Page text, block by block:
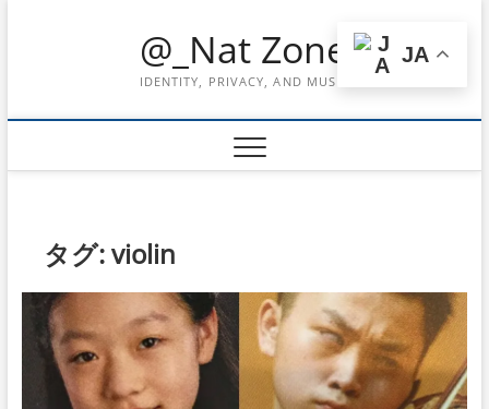
@_Nat Zone
IDENTITY, PRIVACY, AND MUSIC
タグ:violin
JA